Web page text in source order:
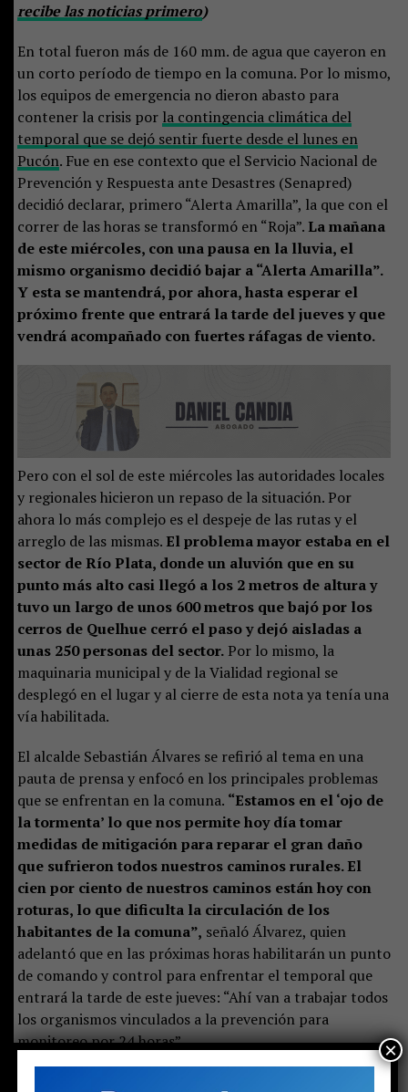
recibe las noticias primero)
En total fueron más de 160 mm. de agua que cayeron en
un corto período de tiempo en la comuna. Por lo mismo,
los equipos de emergencia no dieron abasto para
contener la crisis por la contingencia climática del
temporal que se dejó sentir fuerte desde el lunes en
Pucón. Fue en ese contexto que el Servicio Nacional de
Prevención y Respuesta ante Desastres (Senapred)
decidió declarar, primero “Alerta Amarilla”, la que con el
correr de las horas se transformó en “Roja”. La mañana
de este miércoles, con una pausa en la lluvia, el
mismo organismo decidió bajar a “Alerta Amarilla”.
Y esta se mantendrá, por ahora, hasta esperar el
próximo frente que entrará la tarde del jueves y que
vendrá acompañado con fuertes ráfagas de viento.
Pero con el sol de este miércoles las autoridades locales
y regionales hicieron un repaso de la situación. Por
ahora lo más complejo es el despeje de las rutas y el
arreglo de las mismas. El problema mayor estaba en el
sector de Río Plata, donde un aluvión que en su
punto más alto casi llegó a los 2 metros de altura y
tuvo un largo de unos 600 metros que bajó por los
cerros de Quelhue cerró el paso y dejó aisladas a
unas 250 personas del sector.Por lo mismo, la
maquinaria municipal y de la Vialidad regional se
desplegó en el lugar y al cierre de esta nota ya tenía una
vía habilitada.
El alcalde Sebastián Álvares se refirió al tema en una
pauta de prensa y enfocó en los principales problemas
que se enfrentan en la comuna. “Estamos en el ‘ojo de
la tormenta’ lo que nos permite hoy día tomar
medidas de mitigación para reparar el gran daño
que sufrieron todos nuestros caminos rurales. El
cien por ciento de nuestros caminos están hoy con
roturas, lo que dificulta la circulación de los
habitantes de la comuna”, señaló Álvarez, quien
adelantó que en las próximas horas habilitarán un punto
de comando y control para enfrentar el temporal que
entrará la tarde de este jueves: “Ahí van a trabajar todos
los organismos vinculados a la prevención para
monitoreo por 24 horas”.
×